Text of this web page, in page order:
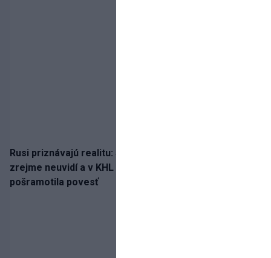
Rusi priznávajú realitu: Spartak milióny od Ružičku
zrejme neuvidí a v KHL si už nezahrá. Liga si
pošramotila povesť